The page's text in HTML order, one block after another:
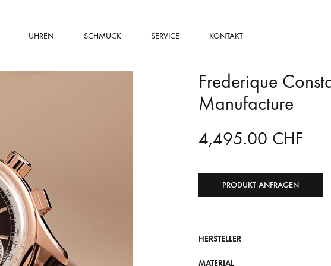
UHREN SCHMUCK SERVICE KONTAKT
Frederique
Manufacture
4,495.00 CHF
PRODUKT ANFRAGEN
HERSTELLER
MATERIAL